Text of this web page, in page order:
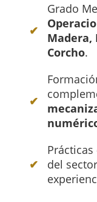
Grado
Madera,
Corcho.
del